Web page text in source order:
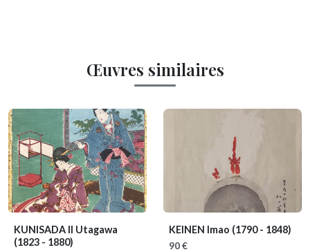
Œuvres similaires
KUNISADA II Utagawa
(1823 - 1880)
KEINEN Imao (1790 - 1848)
90 €